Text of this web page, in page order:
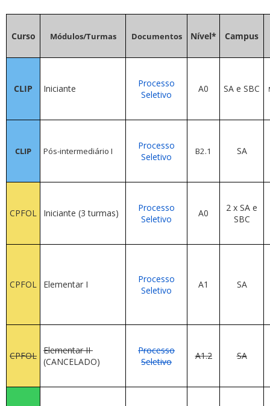
Curso Módulos/Turmas Documentos Nível* Campus
CLIP Iniciante
Processo
Seletivo
A0 SA e SBC
CLIP Pós-intermediário I
Processo
Seletivo
B2.1 SA
CPFOL Iniciante (3 turmas)
Processo
Seletivo
A0
2 x SA e
SBC
CPFOL Elementar I
Processo
Seletivo
A1 SA
CPFOL Elementar II
(CANCELADO)
Processo
Seletivo
A1.2 SA